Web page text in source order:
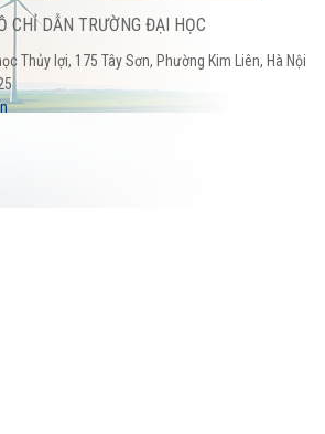
CHỈ DẪN TRƯỜNG ĐẠI HỌC
Thủy lợi, 175 Tây Sơn, Phường Kim Liên, Hà Nội